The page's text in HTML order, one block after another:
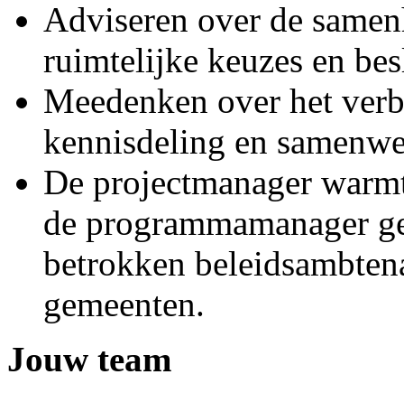
Adviseren over de
ruimtelijke keuzes en
Meedenken over het
kennisdeling en
De projectmanager
de programmamanager
betrokken
gemeenten.
Jouw team